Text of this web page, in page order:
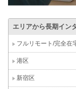
エリアから長期イン
フルリモート/完全在
港区
新宿区